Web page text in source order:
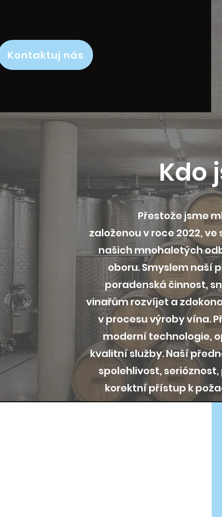
Kontaktuj nás
Kdo
Přestože jsme
založenou v roce 2022,
našich mnohaletých
oboru. Smyslem naší
poradenská činnost,
vinařům rozvíjet a
v procesu výroby vína.
moderní technologie,
kvalitní služby. Naší
spolehlivost,
korektní přístup k